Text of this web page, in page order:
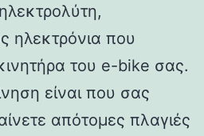
ηλεκτρόνια που
του e-bike σας.
είναι που σας
απότομες πλαγιές